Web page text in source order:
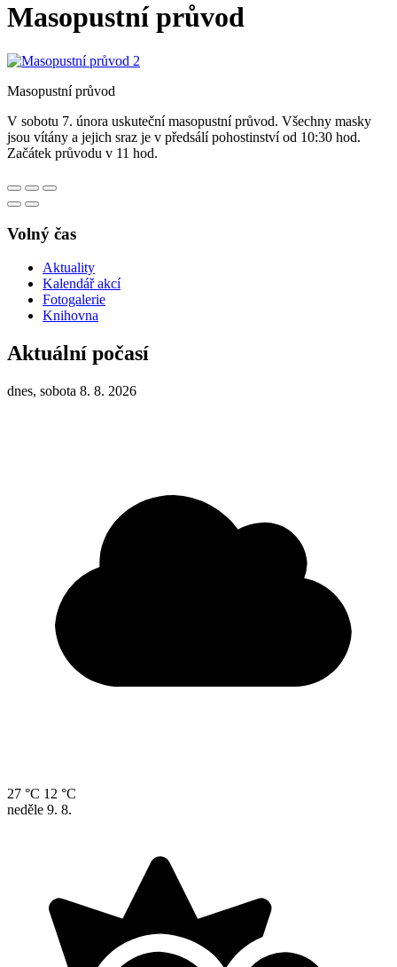
Masopustní průvod
Masopustní průvod
V sobotu 7. února uskuteční masopustní průvod. Všechny masky
jsou vítány a jejich sraz je v předsálí pohostinství od 10:30 hod.
Začátek průvodu v 11 hod.
Volný čas
Aktuality
Kalendář akcí
Fotogalerie
Knihovna
Aktuální počasí
dnes, sobota 8. 8. 2026
27 °C 12 °C
neděle 9. 8.